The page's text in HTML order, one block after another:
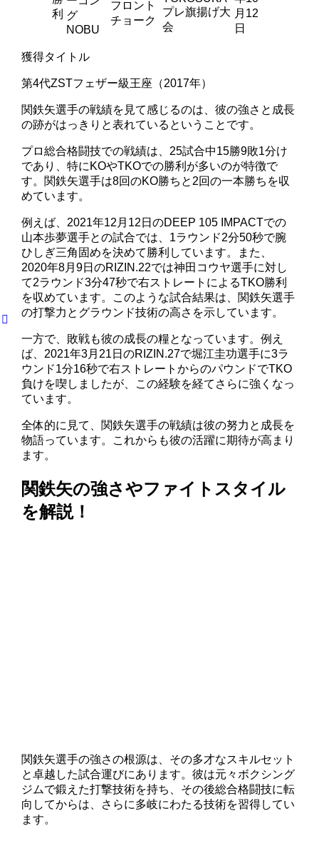
利 グ
NOBU
フロント
チョーク
プレ旗揚げ大
会
月12
日
獲得タイトル
第4代ZSTフェザー級王座（2017年）
関鉄矢選手の戦績を見て感じるのは、彼の強さと成長
の跡がはっきりと表れているということです。
プロ総合格闘技での戦績は、25試合中15勝9敗1分け
であり、特にKOやTKOでの勝利が多いのが特徴で
す。関鉄矢選手は8回のKO勝ちと2回の一本勝ちを収
めています。
例えば、2021年12月12日のDEEP 105 IMPACTでの
山本歩夢選手との試合では、1ラウンド2分50秒で腕
ひしぎ三角固めを決めて勝利しています。また、
2020年8月9日のRIZIN.22では神田コウヤ選手に対し
て2ラウンド3分47秒で右ストレートによるTKO勝利
を収めています。このような試合結果は、関鉄矢選手
の打撃力とグラウンド技術の高さを示しています。
一方で、敗戦も彼の成長の糧となっています。例え
ば、2021年3月21日のRIZIN.27で堀江圭功選手に3ラ
ウンド1分16秒で右ストレートからのパウンドでTKO
負けを喫しましたが、この経験を経てさらに強くなっ
ています。
全体的に見て、関鉄矢選手の戦績は彼の努力と成長を
物語っています。これからも彼の活躍に期待が高まり
ます。
関鉄矢の強さやファイトスタイル
を解説！
関鉄矢選手の強さの根源は、その多才なスキルセット
と卓越した試合運びにあります。彼は元々ボクシング
ジムで鍛えた打撃技術を持ち、その後総合格闘技に転
向してからは、さらに多岐にわたる技術を習得してい
ます。